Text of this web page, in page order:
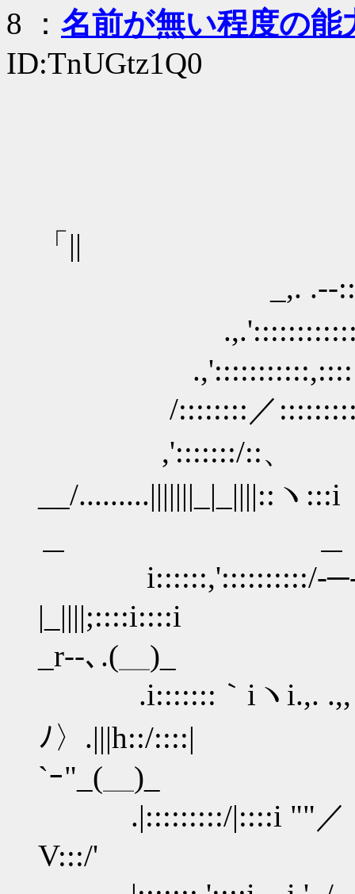
8 ： 名前が無い程度の能
ID:TnUGtz1Q0
「
_,. .--
/::::::::／
,':::::::/::、
__/
i::::::,'::::::::::/-─-
_r‐-､.(＿)_
.i:::::::｀iヽi.,. .,,
ﾉ〉
`ｰ"_(＿)_
.|:::::::::/|::::i ""／
V:::/' _r‐-､